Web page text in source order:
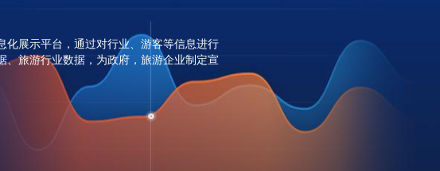
化展示平台，通过对行业、游客等信息进行
旅游行业数据，为政府，旅游企业制定宣